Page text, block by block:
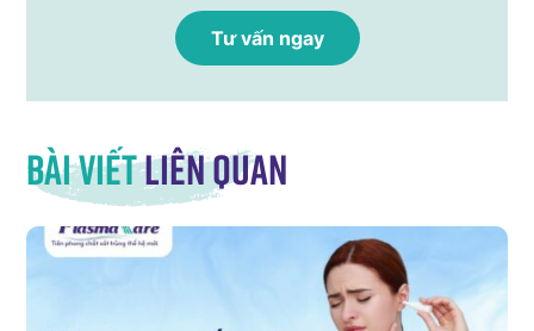
Bài viếtliên quan